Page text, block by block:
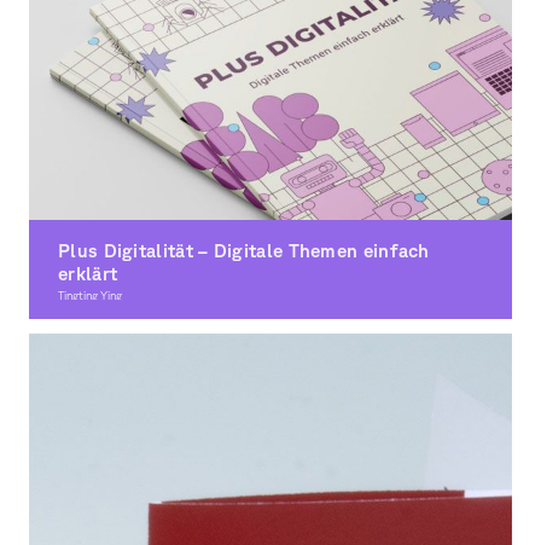
Plus Digitalität – Digitale Themen einfach
erklärt
Tingting Ying